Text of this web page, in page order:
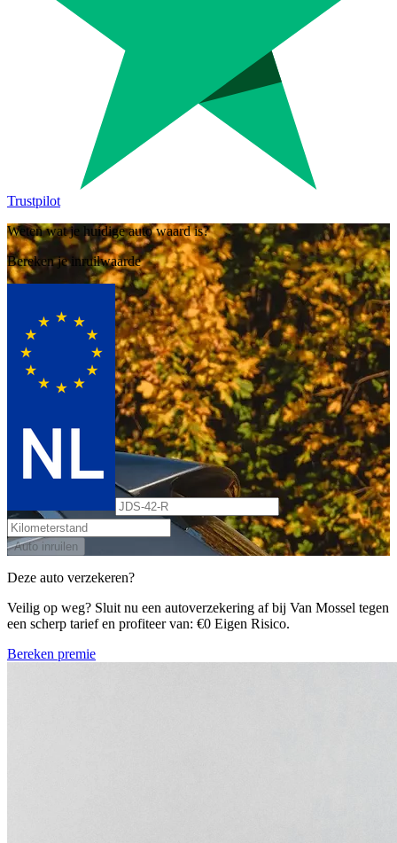
Trustpilot
Weten wat je huidige auto waard is?
Bereken je inruilwaarde
Auto inruilen
Deze auto verzekeren?
Veilig op weg? Sluit nu een autoverzekering af bij Van Mossel tegen
een scherp tarief en profiteer van: €0 Eigen Risico.
Bereken premie